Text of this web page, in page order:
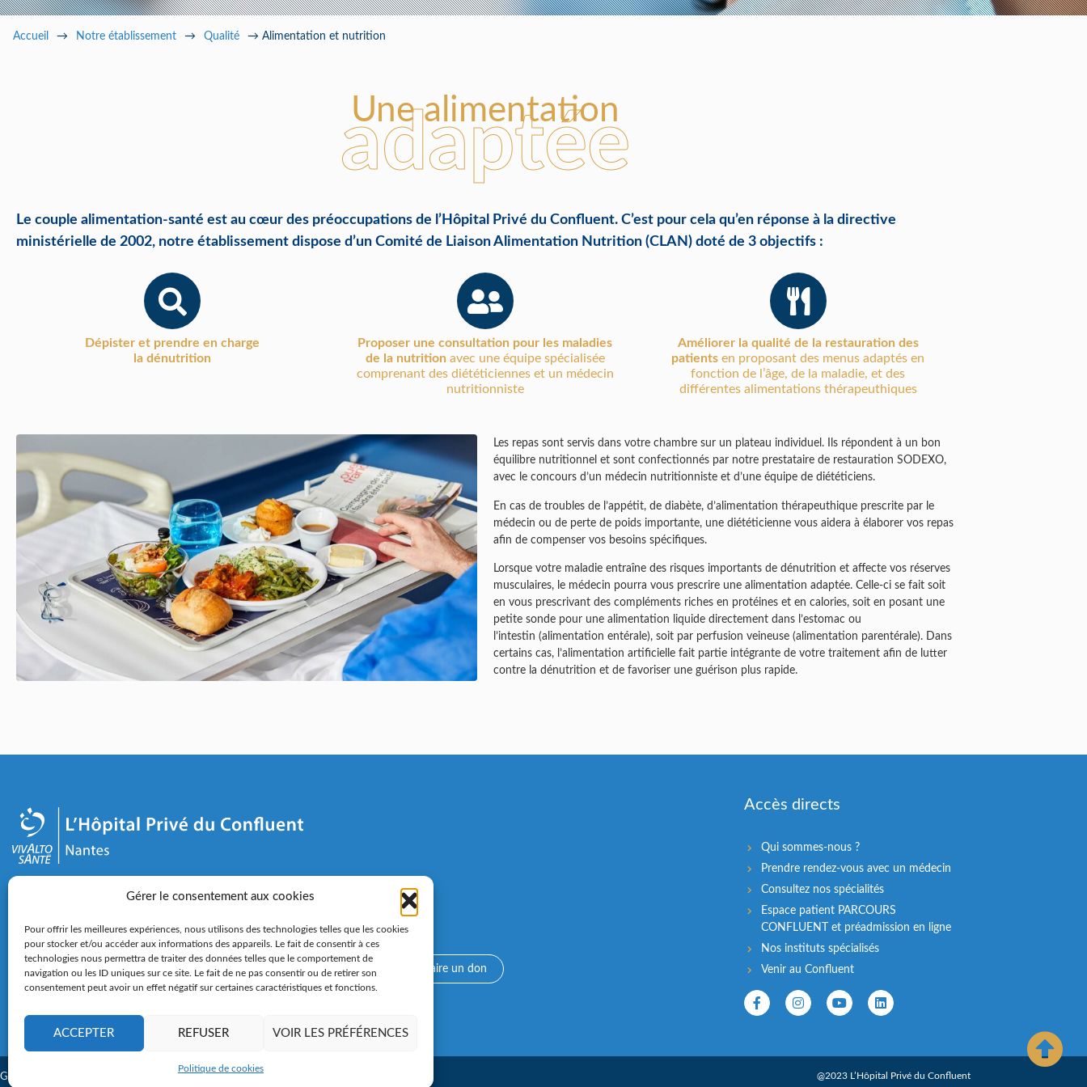
Gérer le consentement aux cookies
Pour offrir les meilleures expériences, nous utilisons des technologies telles que les cookies
pour stocker et/ou accéder aux informations des appareils. Le fait de consentir à ces
technologies nous permettra de traiter des données telles que le comportement de
navigation ou les ID uniques sur ce site. Le fait de ne pas consentir ou de retirer son
consentement peut avoir un effet négatif sur certaines caractéristiques et fonctions.
ACCEPTER REFUSER VOIR LES PRÉFÉRENCES
Politique de cookies
Paramédical
Accueil → Notre établissement → Qualité → Alimentation et nutrition
Une alimentation
adaptée
Le couple alimentation-santé est au cœur des préoccupations de l’Hôpital Privé du Confluent. C’est pour cela qu’en réponse à la directive
ministérielle de 2002, notre établissement dispose d’un Comité de Liaison Alimentation Nutrition (CLAN) doté de 3 objectifs :
Dépister et prendre en charge
la dénutrition
Proposer une consultation pour les maladies
de la nutrition avec une équipe spécialisée
comprenant des diététiciennes et un médecin
nutritionniste
Améliorer la qualité de la restauration des
patients en proposant des menus adaptés en
fonction de l’âge, de la maladie, et des
différentes alimentations thérapeuthiques
Les repas sont servis dans votre chambre sur un plateau individuel. Ils répondent à un bon
équilibre nutritionnel et sont confectionnés par notre prestataire de restauration SODEXO,
avec le concours d’un médecin nutritionniste et d’une équipe de diététiciens.
En cas de troubles de l’appétit, de diabète, d’alimentation thérapeuthique prescrite par le
médecin ou de perte de poids importante, une diététicienne vous aidera à élaborer vos repas
afin de compenser vos besoins spécifiques.
Lorsque votre maladie entraîne des risques importants de dénutrition et affecte vos réserves
musculaires, le médecin pourra vous prescrire une alimentation adaptée. Celle-ci se fait soit
en vous prescrivant des compléments riches en protéines et en calories, soit en posant une
petite sonde pour une alimentation liquide directement dans l’estomac ou
l’intestin (alimentation entérale), soit par perfusion veineuse (alimentation parentérale). Dans
certains cas, l’alimentation artificielle fait partie intégrante de votre traitement afin de lutter
contre la dénutrition et de favoriser une guérison plus rapide.
2-4 rue Éric Tabarly - 44000 Nantes
Nous contacter Nous rejoindre Espace presse Faire un don
Accès directs
Qui sommes-nous ?
Prendre rendez-vous avec un médecin
Consultez nos spécialités
Espace patient PARCOURS
CONFLUENT et préadmission en ligne
Nos instituts spécialisés
Venir au Confluent
Groupe Vivalto Santé Mentions légales @2023 L’Hôpital Privé du Confluent